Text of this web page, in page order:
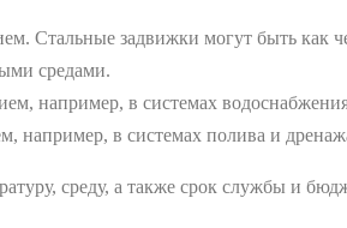
Стальные задвижки могут быть
средами.
например, в системах
например, в системах полива и
среду, а также срок службы и